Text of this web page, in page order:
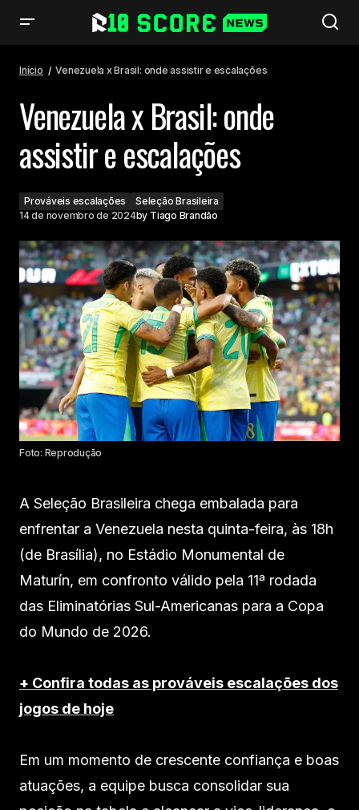
Início Venezuela x Brasil: onde assistir e escalações
Venezuela x Brasil: onde
assistir e escalações
Prováveis escalações
Seleção Brasileira
14 de novembro de 2024by Tiago Brandão
Foto: Reprodução
A Seleção Brasileira chega embalada para
enfrentar a Venezuela nesta quinta-feira, às 18h
(de Brasília), no Estádio Monumental de
Maturín, em confronto válido pela 11ª rodada
das Eliminatórias Sul-Americanas para a Copa
do Mundo de 2026.
+ Confira todas as prováveis escalações dos
jogos de hoje
Em um momento de crescente confiança e boas
atuações, a equipe busca consolidar sua